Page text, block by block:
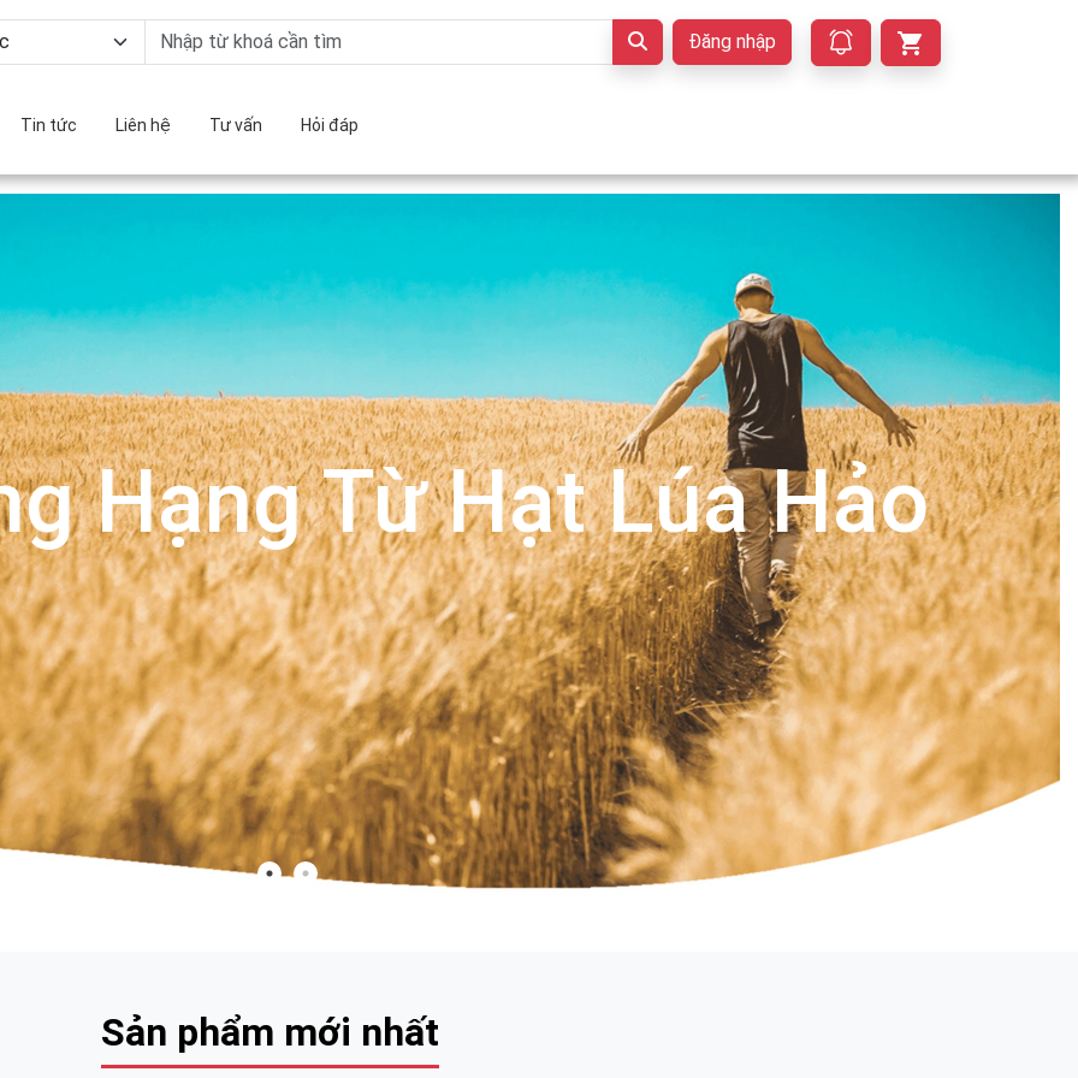
Đăng nhập
Tin tức Liên hệ Tư vấn Hỏi đáp
Hạng Từ Hạt Lúa Hảo
Sản phẩm mới nhất